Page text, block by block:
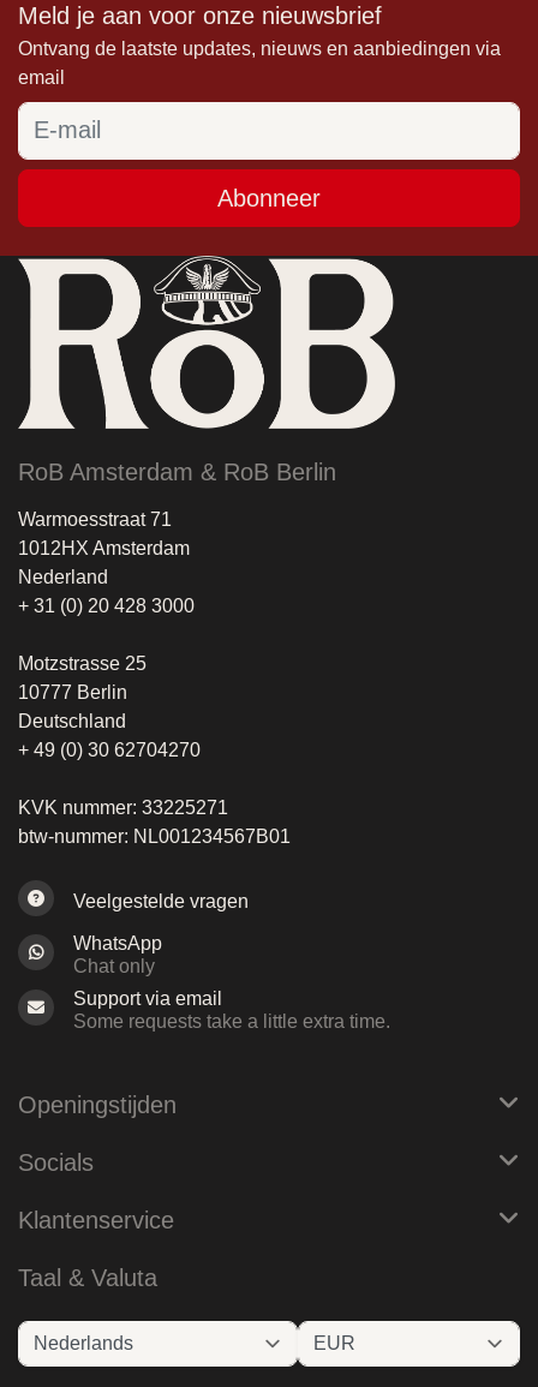
Meld je aan voor onze nieuwsbrief
Ontvang de laatste updates, nieuws en aanbiedingen via
email
Abonneer
RoB Amsterdam & RoB Berlin
Warmoesstraat 71
1012HX Amsterdam
Nederland
+ 31 (0) 20 428 3000
Motzstrasse 25
10777 Berlin
Deutschland
+ 49 (0) 30 62704270
KVK nummer: 33225271
btw-nummer: NL001234567B01
Veelgestelde vragen
WhatsApp
Chat only
Support via email
Some requests take a little extra time.
Openingstijden
Socials
Klantenservice
Taal & Valuta